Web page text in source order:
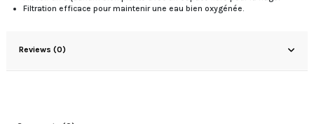
Filtration efficace pour maintenir une eau bien oxygénée.
Reviews (0)